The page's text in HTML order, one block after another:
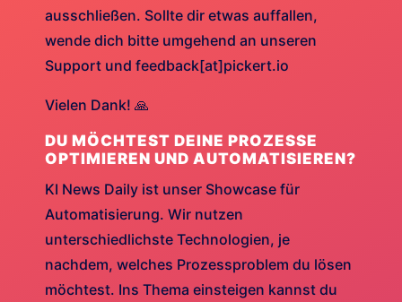
ausschließen. Sollte dir etwas auffallen,
wende dich bitte umgehend an unseren
Support und feedback[at]pickert.io
Vielen Dank! 🙏
DU MÖCHTEST DEINE PROZESSE
OPTIMIEREN UND AUTOMATISIEREN?
KI News Daily ist unser Showcase für
Automatisierung. Wir nutzen
unterschiedlichste Technologien, je
nachdem, welches Prozessproblem du lösen
möchtest. Ins Thema einsteigen kannst du